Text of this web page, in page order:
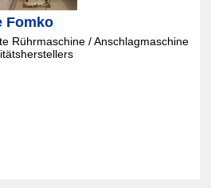
Fomko
Rührmaschine / Anschlagmaschine